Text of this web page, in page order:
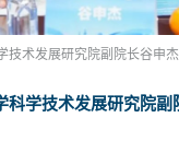
技术发展研究院副院长谷申
学技术发展研究院副